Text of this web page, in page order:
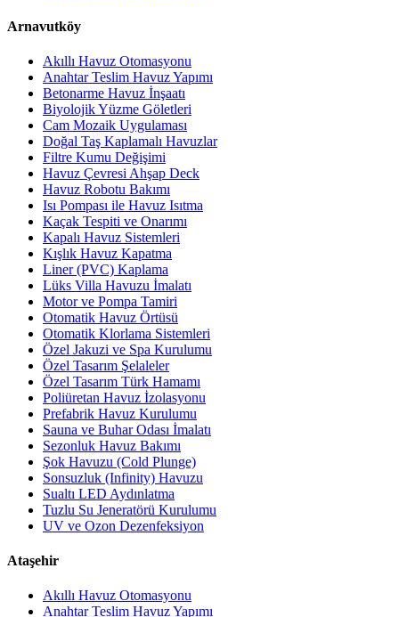
Arnavutköy
Akıllı Havuz Otomasyonu
Anahtar Teslim Havuz Yapımı
Betonarme Havuz İnşaatı
Biyolojik Yüzme Göletleri
Cam Mozaik Uygulaması
Doğal Taş Kaplamalı Havuzlar
Filtre Kumu Değişimi
Havuz Çevresi Ahşap Deck
Havuz Robotu Bakımı
Isı Pompası ile Havuz Isıtma
Kaçak Tespiti ve Onarımı
Kapalı Havuz Sistemleri
Kışlık Havuz Kapatma
Liner (PVC) Kaplama
Lüks Villa Havuzu İmalatı
Motor ve Pompa Tamiri
Otomatik Havuz Örtüsü
Otomatik Klorlama Sistemleri
Özel Jakuzi ve Spa Kurulumu
Özel Tasarım Şelaleler
Özel Tasarım Türk Hamamı
Poliüretan Havuz İzolasyonu
Prefabrik Havuz Kurulumu
Sauna ve Buhar Odası İmalatı
Sezonluk Havuz Bakımı
Şok Havuzu (Cold Plunge)
Sonsuzluk (Infinity) Havuzu
Sualtı LED Aydınlatma
Tuzlu Su Jeneratörü Kurulumu
UV ve Ozon Dezenfeksiyon
Ataşehir
Akıllı Havuz Otomasyonu
Anahtar Teslim Havuz Yapımı